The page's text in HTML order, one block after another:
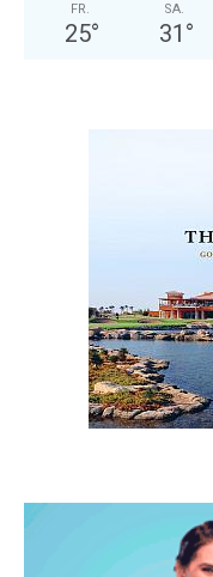
FR.
25°
SA.
31 °